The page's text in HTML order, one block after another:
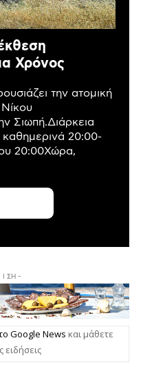
Χρόνος
την ατομική
Σιωπή.Διάρκεια
20:00-
20:00Χώρα,
ΣΗ -
Google News και μάθετε
ειδήσεις